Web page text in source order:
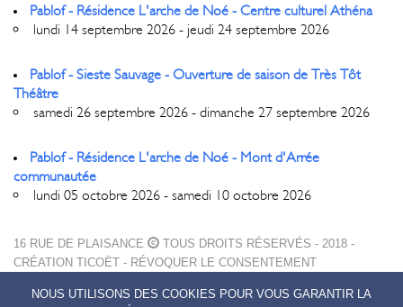
Pablof - Résidence L'arche de Noé - Centre culturel Athéna
lundi 14 septembre 2026 - jeudi 24 septembre 2026
Pablof - Sieste Sauvage - Ouverture de saison de Très Tôt
Théâtre
samedi 26 septembre 2026 - dimanche 27 septembre 2026
Pablof - Résidence L'arche de Noé - Mont d'Arrée
communautée
lundi 05 octobre 2026 - samedi 10 octobre 2026
16 RUE DE PLAISANCE
TOUS DROITS RÉSERVÉS - 2018 -
CRÉATION TICOËT - RÉVOQUER LE CONSENTEMENT
MENTIONS LÉGALES
NOUS UTILISONS DES COOKIES POUR VOUS GARANTIR LA